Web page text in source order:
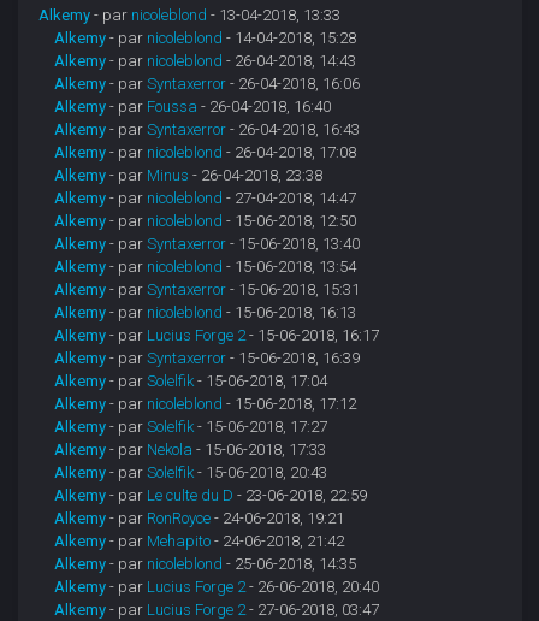
Alkemy - par nicoleblond - 13-04-2018, 13:33
Alkemy - par nicoleblond - 14-04-2018, 15:28
Alkemy - par nicoleblond - 26-04-2018, 14:43
Alkemy - parSyntaxerror - 26-04-2018, 16:06
Alkemy - par Foussa - 26-04-2018, 16:40
Alkemy - parSyntaxerror - 26-04-2018, 16:43
Alkemy - par nicoleblond - 26-04-2018, 17:08
Alkemy - par Minus - 26-04-2018, 23:38
Alkemy - par nicoleblond - 27-04-2018, 14:47
Alkemy - par nicoleblond - 15-06-2018, 12:50
Alkemy - parSyntaxerror - 15-06-2018, 13:40
Alkemy - par nicoleblond - 15-06-2018, 13:54
Alkemy - parSyntaxerror - 15-06-2018, 15:31
Alkemy - par nicoleblond - 15-06-2018, 16:13
Alkemy - par Lucius Forge 2- 15-06-2018, 16:17
Alkemy - parSyntaxerror - 15-06-2018, 16:39
Alkemy - parSolelfik - 15-06-2018, 17:04
Alkemy - par nicoleblond - 15-06-2018, 17:12
Alkemy - parSolelfik - 15-06-2018, 17:27
Alkemy - par Nekola - 15-06-2018, 17:33
Alkemy - parSolelfik - 15-06-2018, 20:43
Alkemy - par Le culte du D - 23-06-2018, 22:59
Alkemy - par RonRoyce - 24-06-2018, 19:21
Alkemy - par Mehapito - 24-06-2018, 21:42
Alkemy - par nicoleblond - 25-06-2018, 14:35
Alkemy - par Lucius Forge 2- 26-06-2018, 20:40
Alkemy - par Lucius Forge 2- 27-06-2018, 03:47